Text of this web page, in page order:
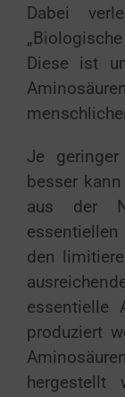
Dabei
Diese ist
Je
besser
aus der
den
essentielle
produziert